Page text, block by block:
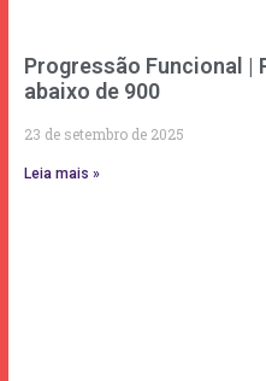
Progressão Funcional |
abaixo de 900
23 de setembro de 2025
Leia mais »